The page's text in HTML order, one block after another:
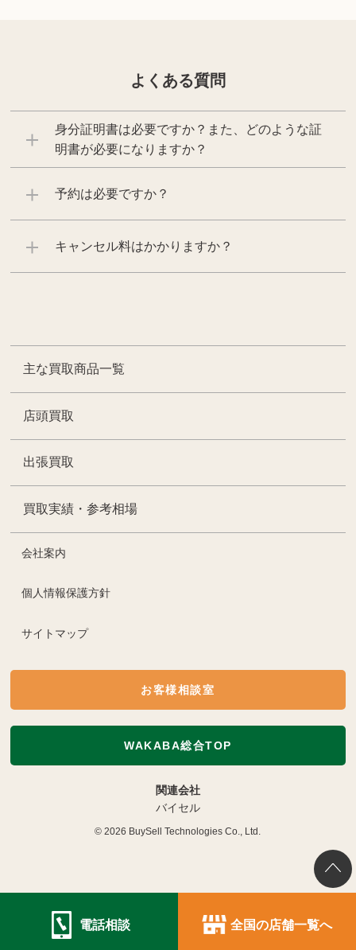
よくある質問
身分証明書は必要ですか？また、どのような証
明書が必要になりますか？
予約は必要ですか？
キャンセル料はかかりますか？
主な買取商品一覧
店頭買取
出張買取
買取実績・参考相場
会社案内
個人情報保護方針
サイトマップ
お客様相談室
WAKABA総合TOP
関連会社
バイセル
© 2026 BuySell Technologies Co., Ltd.
電話相談 全国の店舗一覧へ